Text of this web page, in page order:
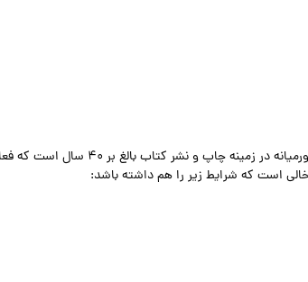
انتشارات جنگل به عنوان یک مرکز بین‌المللی و بزرگترین چاپخانه خصوصی خاورمیانه در زمینه چاپ و نشر
است که شرایط زیر را هم داشته باشد: